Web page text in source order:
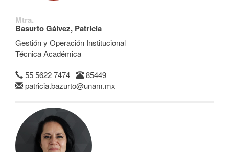
Mtra.
Basurto Gálvez, Patricia
Gestión y Operación Institucional
Técnica Académica
55 5622 7474
85449
patricia.bazurto@unam.mx